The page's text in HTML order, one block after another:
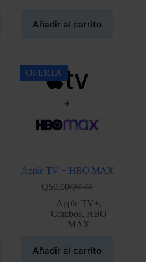
Añadir al carrito
OFERTA
Apple TV + HBO MAX
Q60.00
El
precio
original
era:
Q50.00El
precio
actual
es:
Apple TV+,
Combos, HBO
MAX
Añadir al carrito